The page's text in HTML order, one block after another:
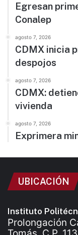
Egresan
Conalep
agosto 7, 2026
CDMX inicia
despojos
agosto 7, 2026
CDMX:
vivienda
agosto 7, 2026
Exprimera
UBICACIÓN
Instituto
Prolongación